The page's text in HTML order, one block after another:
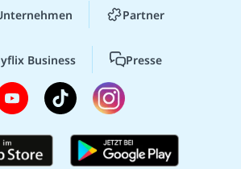
Partner
Business Presse